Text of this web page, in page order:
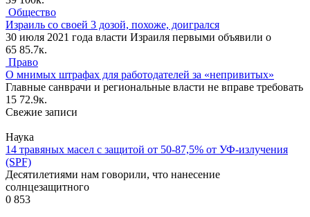
Общество
Израиль со своей 3 дозой, похоже, доигрался
30 июля 2021 года власти Израиля первыми объявили о
65 85.7к.
Право
О мнимых штрафах для работодателей за «непривитых»
Главные санврачи и региональные власти не вправе требовать
15 72.9к.
Свежие записи
Наука
14 травяных масел с защитой от 50-87,5% от УФ-излучения
(SPF)
Десятилетиями нам говорили, что нанесение
солнцезащитного
0 853